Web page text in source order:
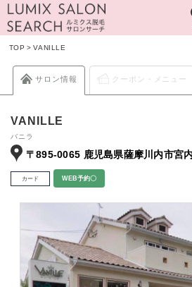
TOP >VANILLE
サロン情報 クーポン・メニュー
VANILLE
バニラ
〒895-0065 鹿児島県薩摩川内市宮
カード WEB予約〇